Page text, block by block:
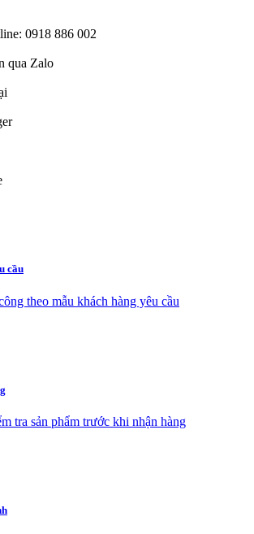
0918 886 002
qua Zalo
cầu
theo mẫu khách hàng yêu cầu
tra sản phẩm trước khi nhận hàng